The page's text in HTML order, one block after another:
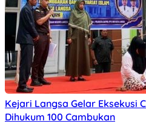
Kejari Langsa Gelar Eksekusi
Dihukum 100 Cambukan